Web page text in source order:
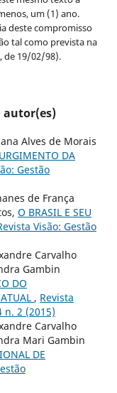
um (1) ano.
deste compromisso
tal como prevista na
de 19/02/98).
autor(es)
Alves de Morais
DA
Gestão
de França
O BRASIL E SEU
Visão: Gestão
Carvalho
Gambin
DO
, Revista
n. 2 (2015)
Carvalho
Mari Gambin
DE